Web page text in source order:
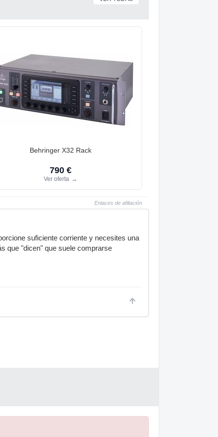
Behringer X32 Rack
790 €
Ver oferta →
Enlaces de afiliación
suficiente corriente y necesites una
que "dicen" que suele comprarse